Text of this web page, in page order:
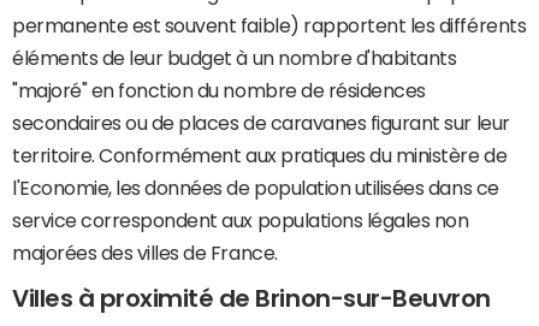
permanente est souvent faible) rapportent les différents
éléments de leur budget à un nombre d'habitants
"majoré" en fonction du nombre de résidences
secondaires ou de places de caravanes figurant sur leur
territoire. Conformément aux pratiques du ministère de
l'Economie, les données de population utilisées dans ce
service correspondent aux populations légales non
majorées des villes de France.
Villes à proximité de Brinon-sur-Beuvron